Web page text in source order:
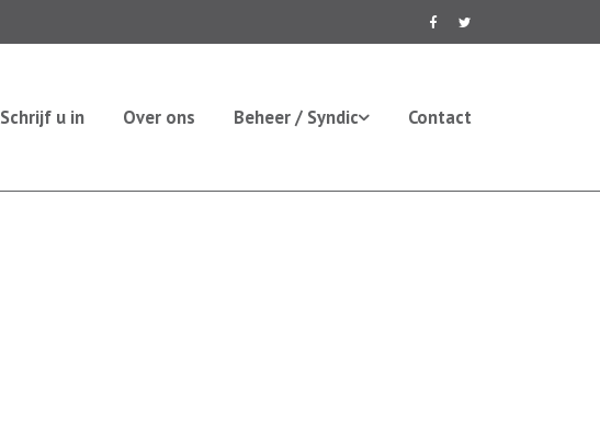
Schrijf u in Over ons Beheer / Syndic Contact